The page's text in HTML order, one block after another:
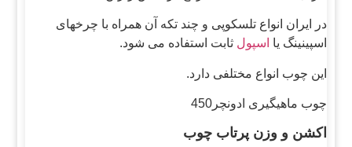
در ایران انواع تلسکوپی و چند تکه آن همراه با چرخهای
اسپینینگ یا اسپول ثابت استفاده می شود.
این چوب انواع مختلفی دارد.
چوب ماهیگیری ادونچر450
اکشن و وزن پرتاب چوب